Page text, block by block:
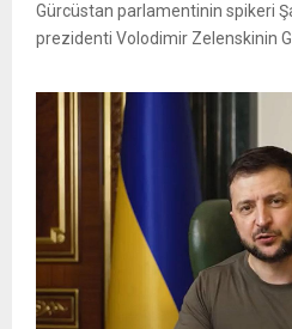
Gürcüstan parlamentinin spikeri
prezidenti Volodimir Zelenskinin